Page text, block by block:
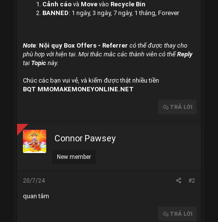
Cảnh cáovà Movevào Recycle Bin
BANNED: 1 ngày, 3 ngày, 7 ngày, 1 tháng, Forever
Note: Nội quy Box Offers- Referrer có thể được thay cho
phù hợp với hiện tại. Mọi thắc mắc các thành viên có thểReply
tại Topicnày.
Chúc các bạn vui vẻ, và kiếm được thật nhiều tiền
BQT MMOMAKEMONEYONLINE.NET
TRẢ LỜI
Connor Pawsey
New member
20/7/24 #2
quan tâm
TRẢ LỜI